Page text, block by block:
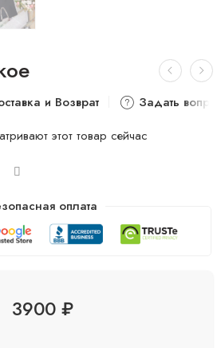
и Возврат
Задать
этот товар сейчас
оплата
3900 ₽